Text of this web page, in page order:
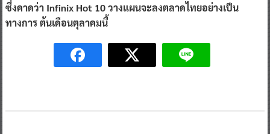
ซึ่งคาดว่า Infinix Hot 10 วางแผนจะลงตลาดไทยอย่างเป็น
ทางการ ต้นเดือนตุลาคมนี้